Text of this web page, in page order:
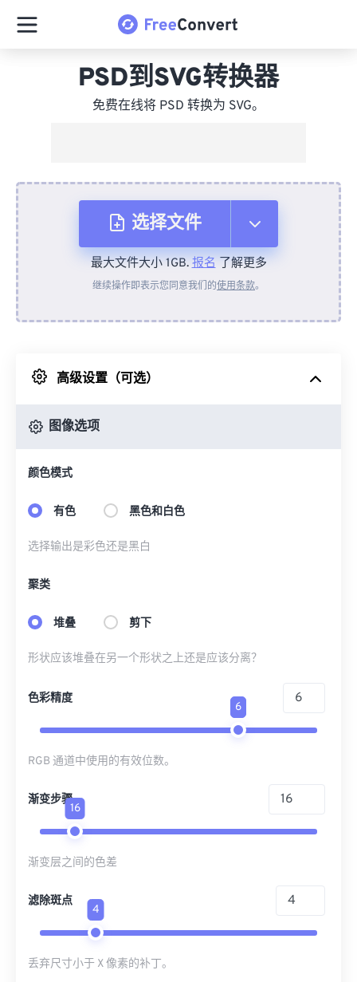
PSD到SVG转换器
免费在线将 PSD 转换为 SVG。
选择文件
从设备
来自 Google Drive
最大文件大小 1GB.报名了解更多
继续操作即表示您同意我们的使用条款。
高级设置（可选）
图像选项
颜色模式
有色 黑色和白色
选择输出是彩色还是黑白
聚类
堆叠 剪下
形状应该堆叠在另一个形状之上还是应该分离？
色彩精度
6
RGB 通道中使用的有效位数。
渐变步骤
16
渐变层之间的色差
滤除斑点
4
丢弃尺寸小于 X 像素的补丁。